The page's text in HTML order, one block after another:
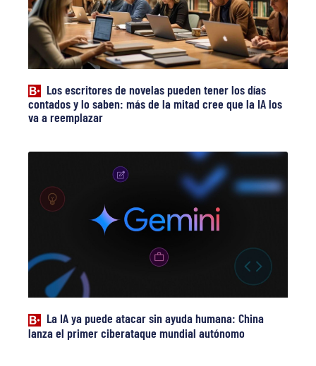
Los escritores de novelas pueden tener los días
contados y lo saben: más de la mitad cree que la IA los
va a reemplazar
La IA ya puede atacar sin ayuda humana: China
lanza el primer ciberataque mundial autónomo